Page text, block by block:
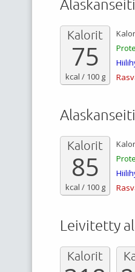
Kalorit
75
kcal / 100 g
Kalorit
85
kcal / 100 g
Leivitetty
Kalorit